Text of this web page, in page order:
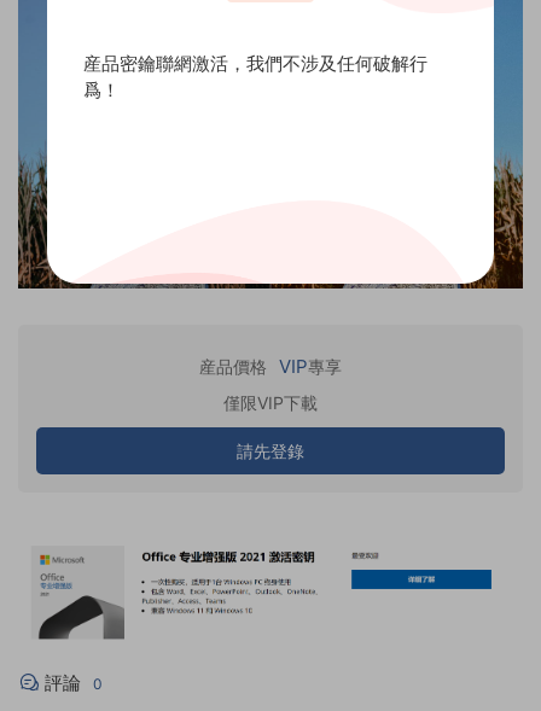
産品價格 VIP專享
僅限VIP下載
請先登錄
評論 0
産品密鑰聯網激活，我們不涉及任何破解行
爲！